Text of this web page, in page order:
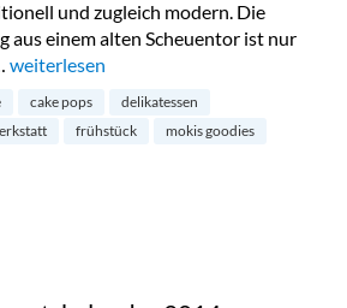
und zugleich modern. Die
aus einem alten Scheuentor ist nur
„Moki’s Goodies: Café und
weiterlesen
cake pops
delikatessen
frühstück
mokis goodies